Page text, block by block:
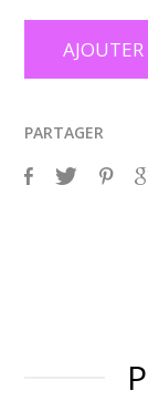
PARTAGER